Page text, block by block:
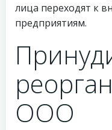
лица переходят к
предприятиям.
ООО